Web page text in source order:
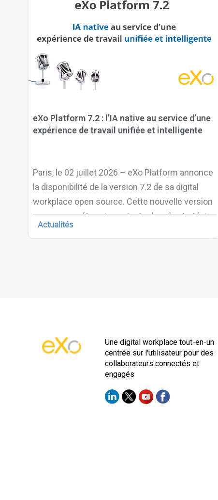
eXo Platform 7.2 : l’IA native au service d’une
expérience de travail unifiée et intelligente
Paris, le 02 juillet 2026 – eXo Platform annonce
la disponibilité de la version 7.2 de sa digital
workplace open source. Cette nouvelle version
marque une étape importante dans la stratégie
d’eXo en intégrant nativement l’intelligence
Actualités
Une digital workplace tout-en-un
centrée sur l'utilisateur pour des
collaborateurs connectés et
engagés